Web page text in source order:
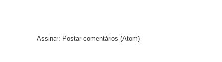
Assinar: Postar comentários (Atom)